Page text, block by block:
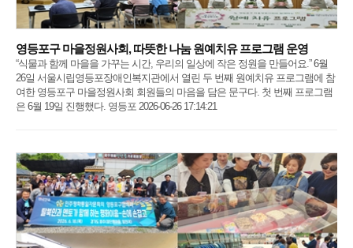
영등포구 마을정원사회, 따뜻한 나눔 원예치유 프로그램 운영
“식물과 함께 마을을 가꾸는 시간, 우리의 일상에 작은 정원을 만들어요.” 6월
26일 서울시립영등포장애인복지관에서 열린 두 번째 원예치유 프로그램에 참
여한 영등포구 마을정원사회 회원들의 마음을 담은 문구다. 첫 번째 프로그램
은 6월 19일 진행했다. 영등포 2026-06-26 17:14:21